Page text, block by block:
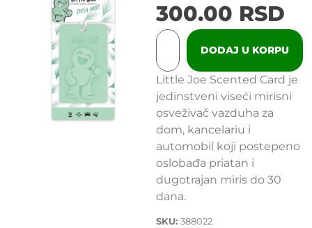
300.00 RSD
DODAJ U KORPU
Little Joe Scented Card je
jedinstveni viseći mirisni
osveživač vazduha za
dom, kancelariu i
automobil koji postepeno
oslobađa priatan i
dugotrajan miris do 30
dana.
SKU: 388022